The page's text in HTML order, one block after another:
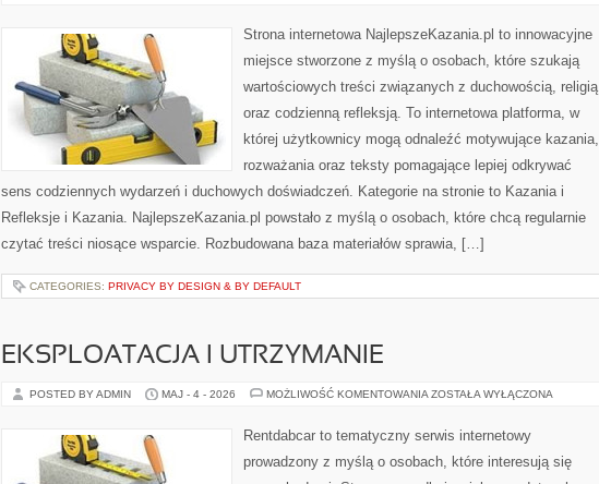
POSŁUGA
Strona internetowa NajlepszeKazania.pl to innowacyjne
miejsce stworzone z myślą o osobach, które szukają
wartościowych treści związanych z duchowością, religią
oraz codzienną refleksją. To internetowa platforma, w
której użytkownicy mogą odnaleźć motywujące kazania,
rozważania oraz teksty pomagające lepiej odkrywać
sens codziennych wydarzeń i duchowych doświadczeń. Kategorie na stronie to Kazania i
Refleksje i Kazania. NajlepszeKazania.pl powstało z myślą o osobach, które chcą regularnie
czytać treści niosące wsparcie. Rozbudowana baza materiałów sprawia, […]
CATEGORIES: PRIVACY BY DESIGN & BY DEFAULT
EKSPLOATACJA I UTRZYMANIE
POSTED BY ADMIN MAJ - 4 - 2026 MOŻLIWOŚĆ KOMENTOWANIA EKSPLOATACJA
ZOSTAŁA WYŁĄCZONA
Rentdabcar to tematyczny serwis internetowy
prowadzony z myślą o osobach, które interesują się